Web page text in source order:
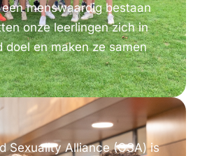
menswaardig bestaan
onze leerlingen zich in
doel en maken ze samen
Sexuality Alliance (GSA) is